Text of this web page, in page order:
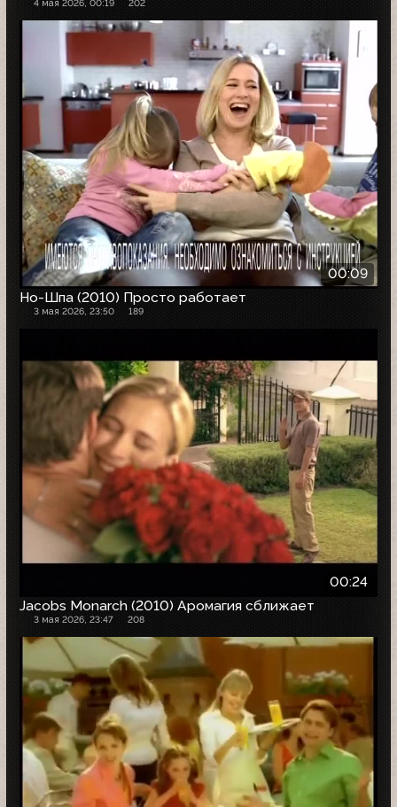
4 мая 2026, 00:19 202
00:09
Но-Шпа (2010) Просто работает
3 мая 2026, 23:50 189
00:24
Jacobs Monarch (2010) Аромагия сближает
3 мая 2026, 23:47 208